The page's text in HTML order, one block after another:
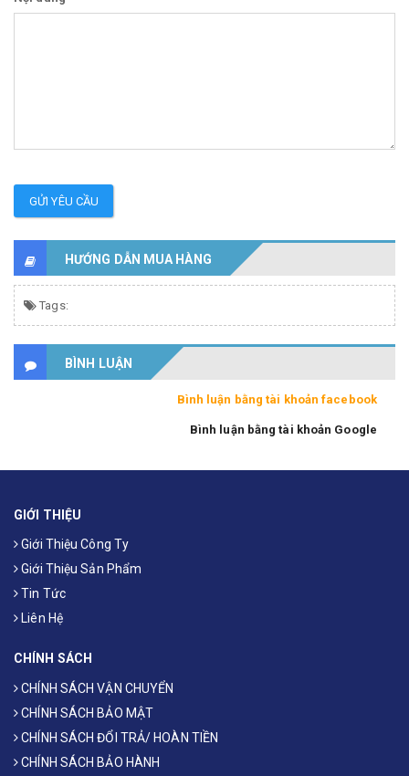
GỬI YÊU CẦU
HƯỚNG DẪN MUA HÀNG
Tags:
BÌNH LUẬN
Bình luận bằng tài khoản facebook
Bình luận bằng tài khoản Google
GIỚI THIỆU
Giới Thiệu Công Ty
Giới Thiệu Sản Phẩm
Tin Tức
Liên Hệ
CHÍNH SÁCH
CHÍNH SÁCH VẬN CHUYỂN
CHÍNH SÁCH BẢO MẬT
CHÍNH SÁCH ĐỔI TRẢ/ HOÀN TIỀN
CHÍNH SÁCH BẢO HÀNH